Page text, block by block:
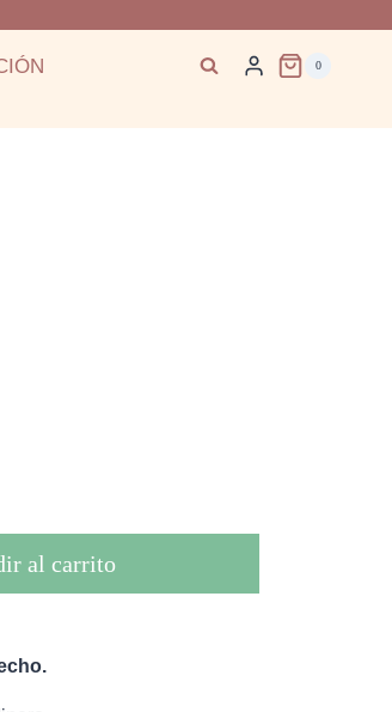
0
al carrito